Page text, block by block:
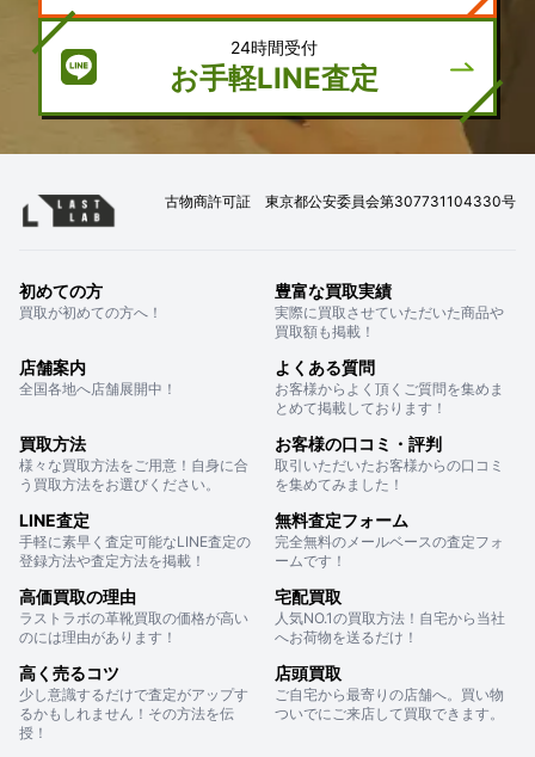
24時間受付
お手軽LINE査定
古物商許可証 東京都公安委員会第307731104330号
初めての方
買取が初めての方へ！
豊富な買取実績
実際に買取させていただいた商品や
買取額も掲載！
店舗案内
全国各地へ店舗展開中！
よくある質問
お客様からよく頂くご質問を集めま
とめて掲載しております！
買取方法
様々な買取方法をご用意！自身に合
う買取方法をお選びください。
お客様の口コミ・評判
取引いただいたお客様からの口コミ
を集めてみました！
LINE査定
手軽に素早く査定可能なLINE査定の
登録方法や査定方法を掲載！
無料査定フォーム
完全無料のメールベースの査定フォ
ームです！
高価買取の理由
ラストラボの革靴買取の価格が高い
のには理由があります！
宅配買取
人気NO.1の買取方法！自宅から当社
へお荷物を送るだけ！
高く売るコツ
少し意識するだけで査定がアップす
るかもしれません！その方法を伝
授！
店頭買取
ご自宅から最寄りの店舗へ。買い物
ついでにご来店して買取できます。